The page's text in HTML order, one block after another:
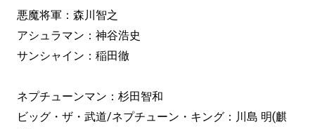
悪魔将軍：森川智之
アシュラマン：神谷浩史
サンシャイン：稲田徹
ネプチューンマン：杉田智和
ビッグ・ザ・武道/ネプチューン・キング：川島 明(麒